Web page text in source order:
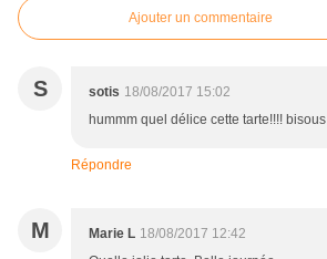
Ajouter un commentaire
S sotis 18/08/2017 15:02
hummm quel délice cette tarte!!!! bisous
Répondre
M Marie L 18/08/2017 12:42